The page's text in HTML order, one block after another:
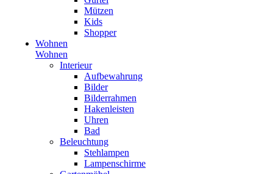
Mützen
Kids
Shopper
Wohnen
Wohnen
Interieur
Aufbewahrung
Bilder
Bilderrahmen
Hakenleisten
Uhren
Bad
Beleuchtung
Stehlampen
Lampenschirme